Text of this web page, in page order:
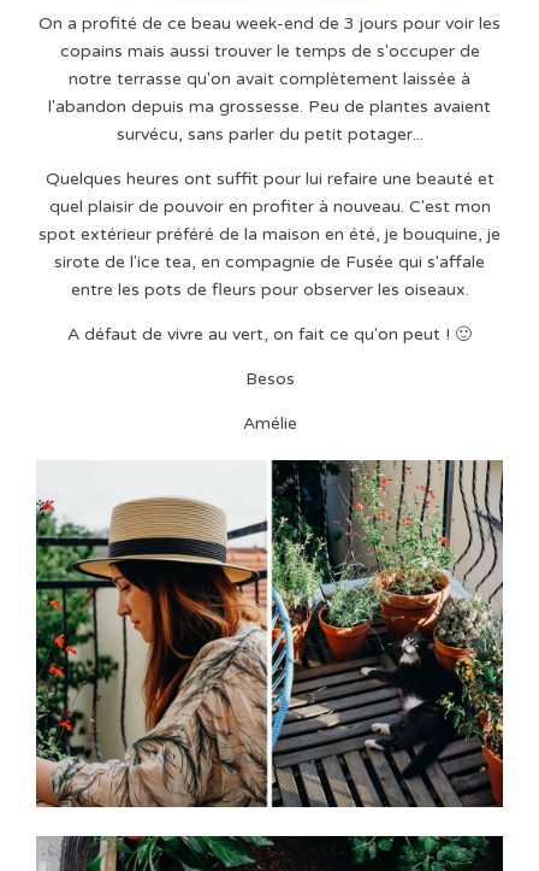
On a profité de ce beau week-end de 3 jours pour voir les
copains mais aussi trouver le temps de s'occuper de
notre terrasse qu'on avait complètement laissée à
l'abandon depuis ma grossesse. Peu de plantes avaient
survécu, sans parler du petit potager...
Quelques heures ont suffit pour lui refaire une beauté et
quel plaisir de pouvoir en profiter à nouveau. C'est mon
spot extérieur préféré de la maison en été, je bouquine, je
sirote de l'ice tea, en compagnie de Fusée qui s'affale
entre les pots de fleurs pour observer les oiseaux.
A défaut de vivre au vert, on fait ce qu'on peut ! 🙂
Besos
Amélie